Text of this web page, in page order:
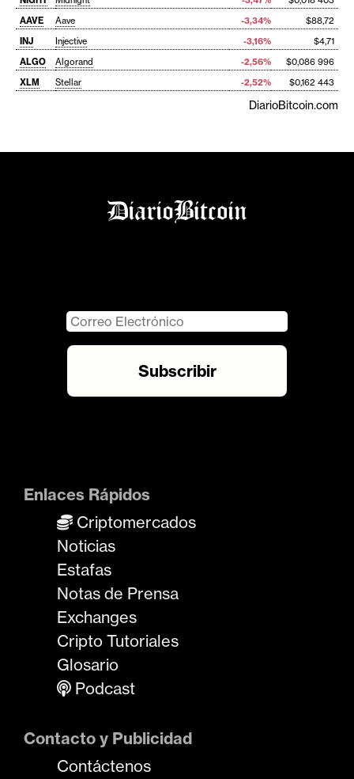
AAVE
Aave -3,34%
$88,72
INJ
Injective -3,16%
$4,71
ALGO
Algorand -2,56%
$0,086 996
XLM
Stellar -2,52% $0,162 443
DiarioBitcoin.com
Enlaces Rápidos
Criptomercados
Noticias
Estafas
Notas de Prensa
Exchanges
Cripto Tutoriales
Glosario
Podcast
Contacto y Publicidad
Contáctenos